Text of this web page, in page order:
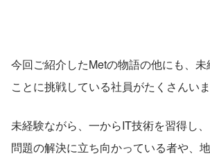
今回ご紹介したMetの物語の他にも、
ことに挑戦している社員がたくさんいま
未経験ながら、一からIT技術を習得し
問題の解決に立ち向かっている者や、